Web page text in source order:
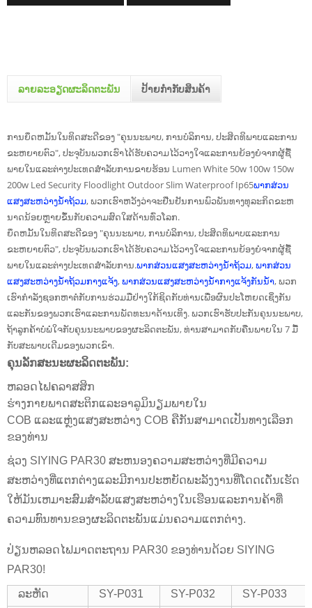
ລາຍລະອຽດຜະລິດຕະພັນ ປ້າຍກຳກັບສິນຄ້າ
ການຍຶດຫມັ້ນໃນທິດສະດີຂອງ "ຄຸນນະພາບ, ການບໍລິການ, ປະສິດທິພາບແລະການ
ຂະຫຍາຍຕົວ", ປະຈຸບັນພວກເຮົາໄດ້ຮັບຄວາມໄວ້ວາງໃຈແລະການຍ້ອງຍໍຈາກຜູ້ຊື້
ພາຍໃນແລະຕ່າງປະເທດສໍາລັບການຂາຍຮ້ອນ Lumen White 50w 100w 150w
200w Led Security Floodlight Outdoor Slim Waterproof Ip65ພາກສ່ວນ
ແສງສະຫວ່າງນໍ້າຖ້ວມ, ພວກເຮົາຫວັງວ່າຈະຢືນຢັນການພົວພັນທາງທຸລະກິດຂະຫ
ນາດນ້ອຍຫຼາຍຂຶ້ນກັບຄວາມສົດໃສດ້ານທົ່ວໂລກ.
ຍຶດຫມັ້ນໃນທິດສະດີຂອງ "ຄຸນນະພາບ, ການບໍລິການ, ປະສິດທິພາບແລະການ
ຂະຫຍາຍຕົວ", ປະຈຸບັນພວກເຮົາໄດ້ຮັບຄວາມໄວ້ວາງໃຈແລະການຍ້ອງຍໍຈາກຜູ້ຊື້
ພາຍໃນແລະຕ່າງປະເທດສໍາລັບການ.ພາກສ່ວນແສງສະຫວ່າງນໍ້າຖ້ວມ,ພາກສ່ວນ
ແສງສະຫວ່າງນໍ້າຖ້ວມກາງແຈ້ງ,ພາກສ່ວນແສງສະຫວ່າງນ້ໍາກາງແຈ້ງກັນນ້ໍາ, ພວກ
ເຮົາກໍາລັງຊອກຫາຕໍ່ກັບການຮ່ວມມືຢ່າງໃກ້ຊິດກັບທ່ານເພື່ອຜົນປະໂຫຍດເຊິ່ງກັນ
ແລະກັນຂອງພວກເຮົາແລະການພັດທະນາດ້ານເທິງ. ພວກເຮົາຮັບປະກັນຄຸນນະພາບ,
ຖ້າລູກຄ້າບໍ່ພໍໃຈກັບຄຸນນະພາບຂອງຜະລິດຕະພັນ, ທ່ານສາມາດກັບຄືນພາຍໃນ 7 ມື້
ກັບສະພາບເດີມຂອງພວກເຂົາ.
ຄຸນ​ລັກ​ສະ​ນະ​ຜະ​ລິດ​ຕະ​ພັນ​:
ຫລອດໄຟຄລາສສິກ
ຮ່າງກາຍພາດສະຕິກແລະອາລູມິນຽມພາຍໃນ
COB ແລະແຫຼ່ງແສງສະຫວ່າງ COB ຄືກັນສາມາດເປັນທາງເລືອກ
ຂອງທ່ານ
ຊ່ວງ SIYING PAR30 ສະຫນອງຄວາມສະຫວ່າງທີ່ມີຄວາມ
ສະຫວ່າງທີ່ແຕກຕ່າງແລະມີການປະຫຍັດພະລັງງານທີ່ໂດດເດັ່ນເຮັດ
ໃຫ້ມັນເຫມາະສົມສໍາລັບແສງສະຫວ່າງໃນເຮືອນແລະການຄ້າທີ່
ຄວາມທົນທານຂອງຜະລິດຕະພັນແມ່ນຄວາມແຕກຕ່າງ.
ປ່ຽນຫລອດໄຟມາດຕະຖານ PAR30 ຂອງທ່ານດ້ວຍ SIYING
PAR30!
ລະຫັດ SY-P031 SY-P032
SY-P033